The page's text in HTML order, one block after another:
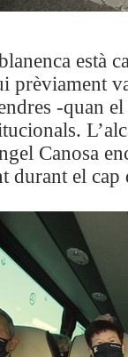
està
prèviament
-quan
Canosa
durant el cap